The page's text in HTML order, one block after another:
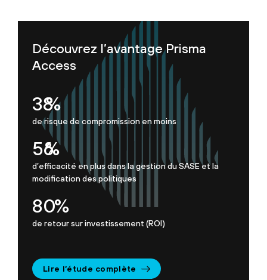
Découvrez l’avantage Prisma
Access
50
%
de risque de compromission en moins
75
%
d’efficacité en plus dans la gestion du SASE et la
modification des politiques
107%
de retour sur investissement (ROI)
Lire l’étude complète